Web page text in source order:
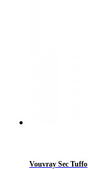
Vouvray Sec Tuffo